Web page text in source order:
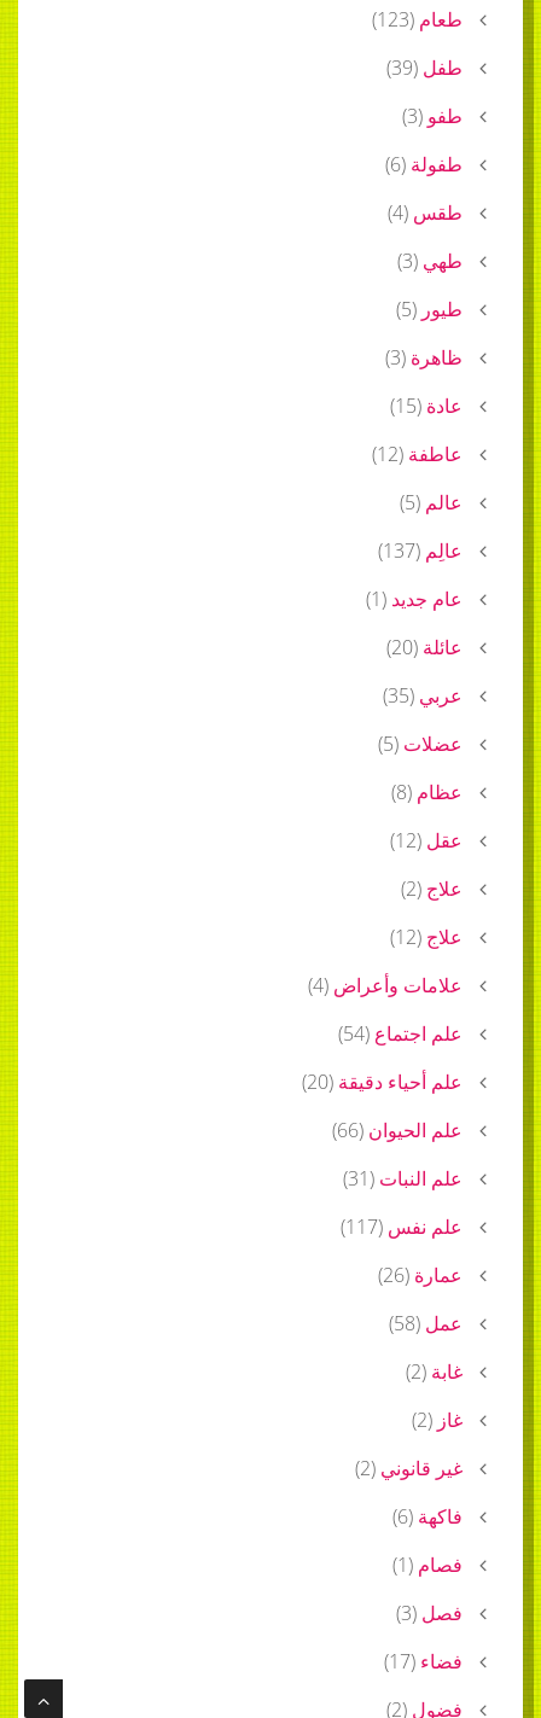
طعام (
123
)
طفل (
39
)
طفو (
3
)
طفولة (
6
)
طقس (
4
)
طهي (
3
)
طيور (
5
)
ظاهرة (
3
)
عادة (
15
)
عاطفة (
12
)
عالم (
5
)
عالِم (
137
)
عام جديد (
1
)
عائلة (
20
)
عربي (
35
)
عضلات (
5
)
عظام (
8
)
عقل (
12
)
علاج (
2
)
علاج (
12
)
علامات وأعراض (
4
)
علم اجتماع (
54
)
علم أحياء دقيقة (
20
)
علم الحيوان (
66
)
علم النبات (
31
)
علم نفس (
117
)
عمارة (
26
)
عمل (
58
)
غابة (
2
)
غاز (
2
)
غير قانوني (
2
)
فاكهة (
6
)
فصام (
1
)
فصل (
3
)
فضاء (
17
)
فضول (
2
)